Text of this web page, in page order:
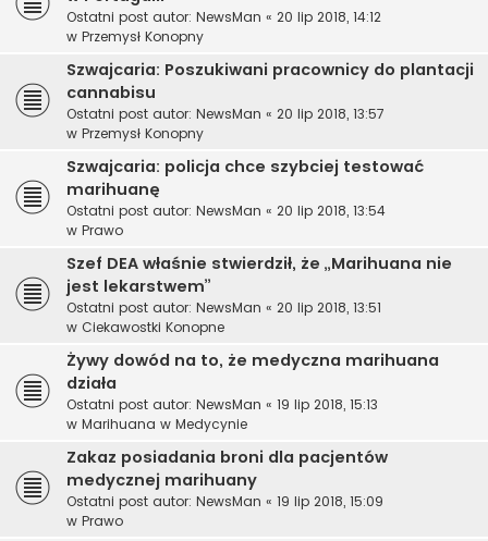
Ostatni post autor: NewsMan « 20 lip 2018, 14:12
w Przemysł Konopny
Szwajcaria: Poszukiwani pracownicy do plantacji
cannabisu
Ostatni post autor: NewsMan « 20 lip 2018, 13:57
w Przemysł Konopny
Szwajcaria: policja chce szybciej testować
marihuanę
Ostatni post autor: NewsMan « 20 lip 2018, 13:54
w Prawo
Szef DEA właśnie stwierdził, że „Marihuana nie
jest lekarstwem”
Ostatni post autor: NewsMan « 20 lip 2018, 13:51
w Ciekawostki Konopne
Żywy dowód na to, że medyczna marihuana
działa
Ostatni post autor: NewsMan « 19 lip 2018, 15:13
w Marihuana w Medycynie
Zakaz posiadania broni dla pacjentów
medycznej marihuany
Ostatni post autor: NewsMan « 19 lip 2018, 15:09
w Prawo